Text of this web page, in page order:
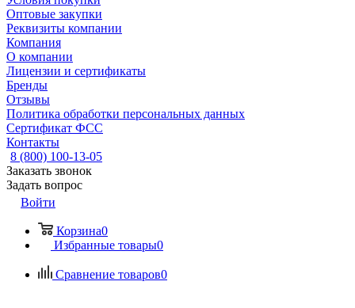
Оптовые закупки
Реквизиты компании
Компания
О компании
Лицензии и сертификаты
Бренды
Отзывы
Политика обработки персональных данных
Сертификат ФСС
Контакты
8 (800) 100-13-05
Заказать звонок
Задать вопрос
Войти
Корзина0
Избранные товары0
Сравнение товаров0